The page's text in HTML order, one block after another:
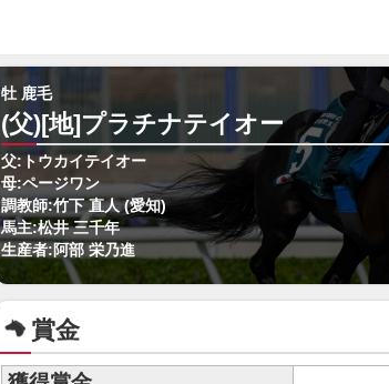
牡 鹿毛
(父)[地]プラチナテイオー
父:トウカイテイオー
母:ページワン
調教師:竹下 直人 (愛知)
馬主:松井 三千年
生産者:阿部 栄乃進
賞金